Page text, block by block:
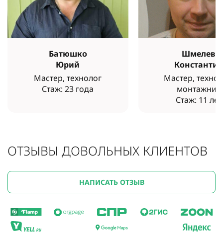
Батюшко
Юрий
Мастер, технолог
Стаж: 23 года
Шмелев
Константин
Мастер,
монтажник
Стаж: 11 лет
ОТЗЫВЫ ДОВОЛЬНЫХ КЛИЕНТОВ
НАПИСАТЬ ОТЗЫВ